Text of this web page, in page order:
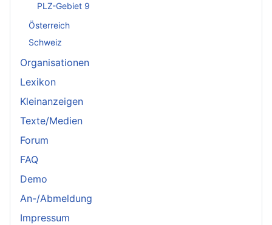
PLZ-Gebiet 9
Österreich
Schweiz
Organisationen
Lexikon
Kleinanzeigen
Texte/Medien
Forum
FAQ
Demo
An-/Abmeldung
Impressum